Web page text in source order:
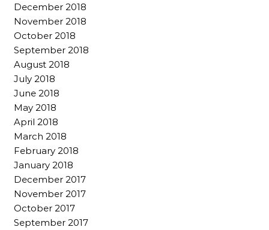
December 2018
November 2018
October 2018
September 2018
August 2018
July 2018
June 2018
May 2018
April 2018
March 2018
February 2018
January 2018
December 2017
November 2017
October 2017
September 2017